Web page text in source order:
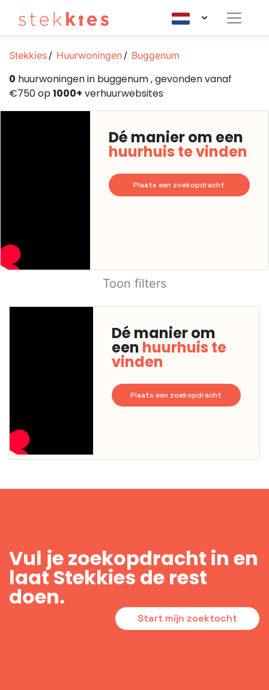
Stekkies Huurwoningen Buggenum
0 huurwoningen in buggenum , gevonden vanaf
€750 op1000+ verhuurwebsites
Dé manier om een
huurhuis te vinden
Plaats een zoekopdracht
Toon filters
Dé manier om
een huurhuis te
vinden
Plaats een zoekopdracht
Vul je zoekopdracht in en
laat Stekkies de rest
doen.
Start mijn zoektocht